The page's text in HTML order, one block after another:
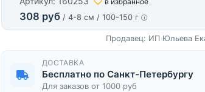
308 руб / 4-8 см / 100-150 г
Продавец: ИП Юльева
ДОСТАВКА
Бесплатно по Санкт-Петербургу
Для заказов от 1000 руб